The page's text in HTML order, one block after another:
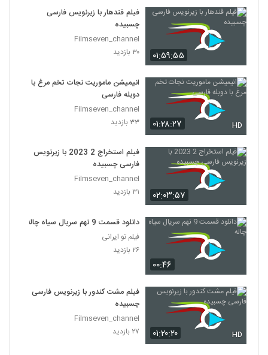
۰۱:۵۹:۵۵
فیلم قندهار با زیرنویس فارسی
چسبیده
Filmseven_channel
۳۰ بازدید
۰۱:۲۸:۲۷ HD
انیمیشن ماموریت نجات تخم مرغ با
دوبله فارسی
Filmseven_channel
۳۳ بازدید
۰۲:۰۳:۵۷
فیلم استخراج 2 2023 با زیرنویس
فارسی چسبیده
Filmseven_channel
۳۱ بازدید
۰۰:۴۶
دانلود قسمت 9 نهم سریال سیاه چاله
فیلم تو ایرانی
۲۶ بازدید
۰۱:۲۰:۲۰ HD
فیلم مشت کندور با زیرنویس فارسی
چسبیده
Filmseven_channel
۲۷ بازدید